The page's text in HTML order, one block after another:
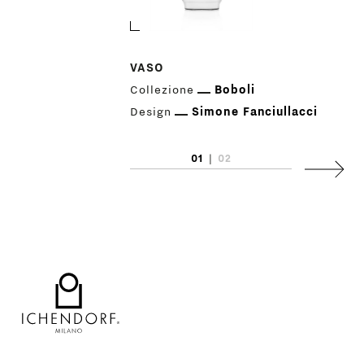
MENU
GIFT
CONTATTI
VASO
Collezione
Boboli
Design
Simone Fanciullacci
01 02